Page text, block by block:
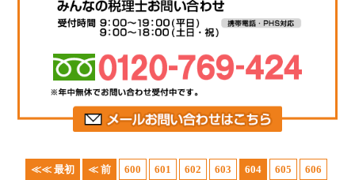
≪≪ 最初 ≪ 前 600 601 602 603 604 605 606